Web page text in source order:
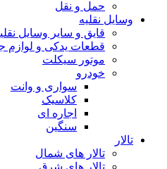
حمل و نقل
وسایل نقلیه
قایق و سایر وسایل
قطعات یدکی و لوازم
موتور سیکلت
خودرو
سواری و وانت
کلاسیک
اجاره ای
سنگین
تالار
تالار های شمال